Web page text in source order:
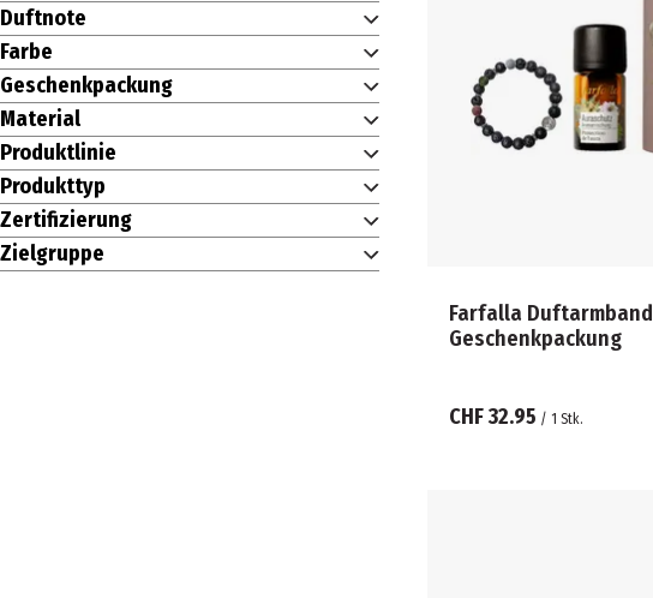
Duftnote
Farbe
Geschenkpackung
Material
Produktlinie
Produkttyp
Zertifizierung
Zielgruppe
Farfalla Duftarmband
Geschenkpackung
CHF 32.95 / 1 Stk.